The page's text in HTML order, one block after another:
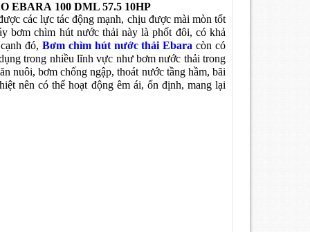
100 DML 57.5 10HP
các lực tác động mạnh, chịu được mài mòn tốt
bơm chìm hút nước thải này là phốt đôi, có khả
cạnh đó,Bơm chìm hút nước thải Ebara còn có
trong nhiều lĩnh vực như bơm nước thải trong
nuôi, bơm chống ngập, thoát nước tầng hầm, bãi
nên có thể hoạt động êm ái, ổn định, mang lại